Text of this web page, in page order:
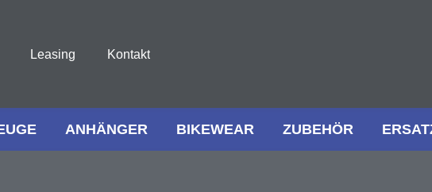
Leasing Kontakt
ANHÄNGER BIKEWEAR ZUBEHÖR